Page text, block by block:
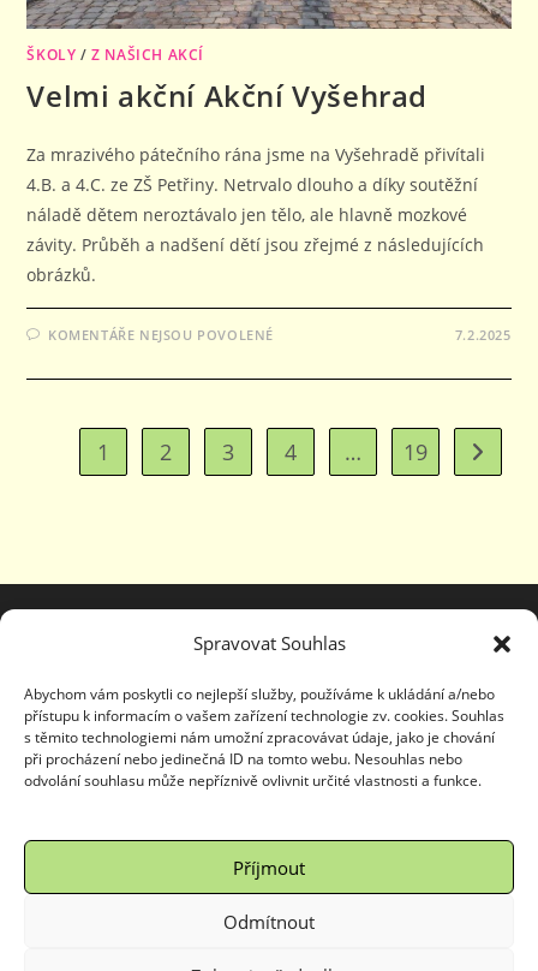
Spravovat Souhlas
Abychom vám poskytli co nejlepší služby, používáme k ukládání a/nebo
přístupu k informacím o vašem zařízení technologie zv. cookies. Souhlas
s těmito technologiemi nám umožní zpracovávat údaje, jako je chování
při procházení nebo jedinečná ID na tomto webu. Nesouhlas nebo
odvolání souhlasu může nepříznivě ovlivnit určité vlastnosti a funkce.
Příjmout
Odmítnout
ŠKOLY /Z NAŠICH AKCÍ
Velmi akční Akční Vyšehrad
Za mrazivého pátečního rána jsme na Vyšehradě přivítali
4.B. a 4.C. ze ZŠ Petřiny. Netrvalo dlouho a díky soutěžní
náladě dětem neroztávalo jen tělo, ale hlavně mozkové
závity. Průběh a nadšení dětí jsou zřejmé z následujících
obrázků.
KOMENTÁŘE NEJSOU POVOLENÉ
NÁZVEM
AKČNÍ
VYŠEHRAD
7.2.2025
1 2 3 4 … 19 Jít na
Copyright © 2025Ing. Petra Dvořáčková|WordPressšablona OceanWP